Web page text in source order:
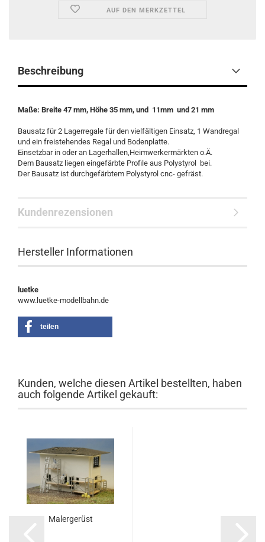
AUF DEN MERKZETTEL
Beschreibung
Maße: Breite 47 mm, Höhe 35 mm, und 11mm und 21 mm
Bausatz für 2 Lagerregale für den vielfältigen Einsatz, 1 Wandregal
und ein freistehendes Regal und Bodenplatte.
Einsetzbar in oder an Lagerhallen,Heimwerkermärkten o.Ä.
Dem Bausatz liegen eingefärbte Profile aus Polystyrol bei.
Der Bausatz ist durchgefärbtem Polystyrol cnc- gefräst.
Kundenrezensionen
Hersteller Informationen
luetke
www.luetke-modellbahn.de
teilen
Kunden, welche diesen Artikel bestellten, haben
auch folgende Artikel gekauft:
Malergerüst